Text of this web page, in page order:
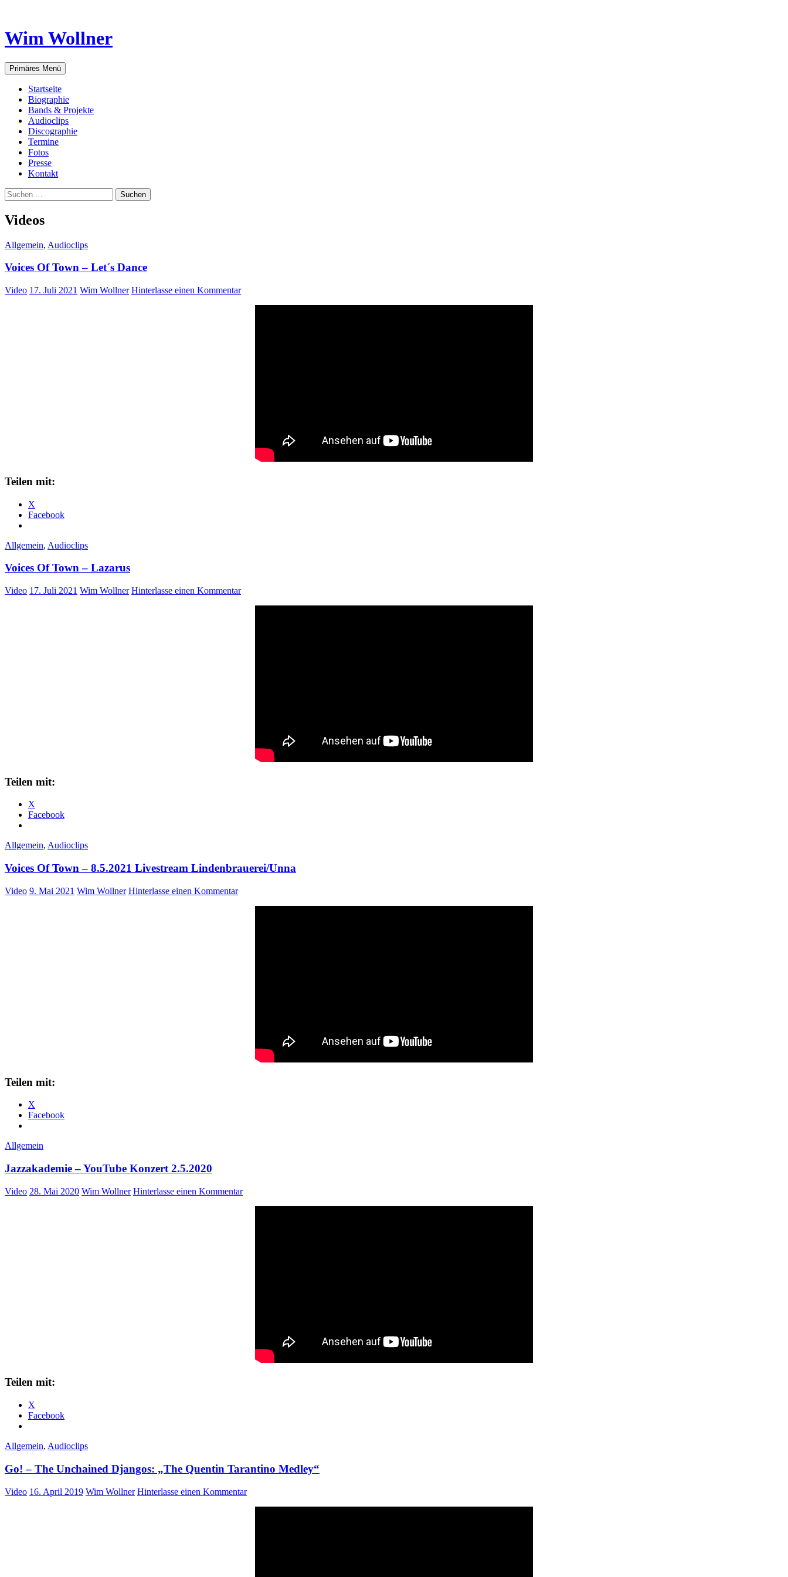
Wim Wollner
Suchen
Primäres Menü Zum
Inhalt
Startseite
Biographie
Bands & Projekte
Audioclips
Discographie
Termine
Fotos
Presse
Kontakt
Suchen
nach:
Videos
Allgemein, Audioclips
Voices Of Town – Let´s Dance
Video 17. Juli 2021 Wim Wollner Hinterlasse einen Kommentar
Teilen mit:
X
Facebook
Allgemein, Audioclips
Voices Of Town – Lazarus
Video 17. Juli 2021 Wim Wollner Hinterlasse einen Kommentar
Teilen mit:
X
Facebook
Allgemein, Audioclips
Voices Of Town – 8.5.2021 Livestream Lindenbrauerei/Unna
Video 9. Mai 2021 Wim Wollner Hinterlasse einen Kommentar
Teilen mit:
X
Facebook
Allgemein
Jazzakademie – YouTube Konzert 2.5.2020
Video 28. Mai 2020 Wim Wollner Hinterlasse einen Kommentar
Teilen mit:
X
Facebook
Allgemein, Audioclips
Go! – The Unchained Djangos: „The Quentin Tarantino Medley“
Video 16. April 2019 Wim Wollner Hinterlasse einen Kommentar